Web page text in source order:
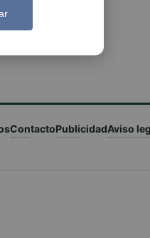
ContactoPublicidadAviso